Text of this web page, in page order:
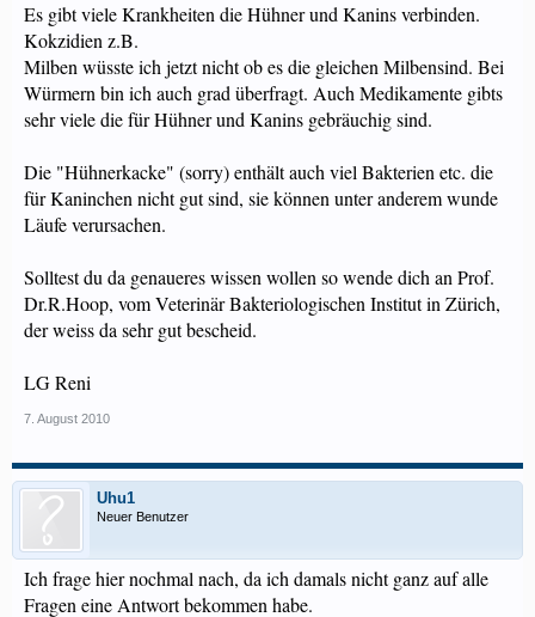
Es gibt viele Krankheiten die Hühner und Kanins verbinden.
Kokzidien z.B.
Milben wüsste ich jetzt nicht ob es die gleichen Milbensind. Bei
Würmern bin ich auch grad überfragt. Auch Medikamente gibts
sehr viele die für Hühner und Kanins gebräuchig sind.
Die "Hühnerkacke" (sorry) enthält auch viel Bakterien etc. die
für Kaninchen nicht gut sind, sie können unter anderem wunde
Läufe verursachen.
Solltest du da genaueres wissen wollen so wende dich an Prof.
Dr.R.Hoop, vom Veterinär Bakteriologischen Institut in Zürich,
der weiss da sehr gut bescheid.
LG Reni
7. August 2010
Uhu1
Neuer Benutzer
Ich frage hier nochmal nach, da ich damals nicht ganz auf alle
Fragen eine Antwort bekommen habe.